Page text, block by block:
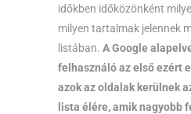
időkben időközönként
milyen tartalmak jelennek
listában. A Google
felhasználó az első ezért
azok az oldalak kerülnek
lista élére, amik nagyobb